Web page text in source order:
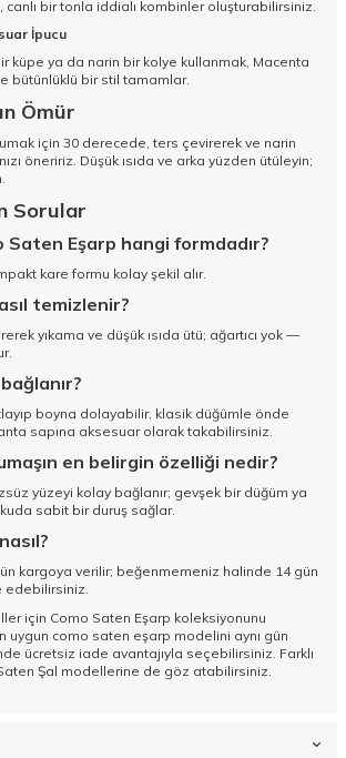
bir tonla iddialı kombinler oluşturabilirsiniz.
İpucu
küpe ya da narin bir kolye kullanmak, Macenta
bütünlüklü bir stil tamamlar.
Ömür
için 30 derecede, ters çevirerek ve narin
öneririz. Düşük ısıda ve arka yüzden ütüleyin;
Sorular
Saten Eşarp hangi formdadır?
kare formu kolay şekil alır.
temizlenir?
yıkama ve düşük ısıda ütü; ağartıcı yok —
boyna dolayabilir, klasik düğümle önde
sapına aksesuar olarak takabilirsiniz.
en belirgin özelliği nedir?
yüzeyi kolay bağlanır; gevşek bir düğüm ya
sabit bir duruş sağlar.
kargoya verilir; beğenmemeniz halinde 14 gün
edebilirsiniz.
için Como Saten Eşarp koleksiyonunu
uygun como saten eşarp modelini aynı gün
ücretsiz iade avantajıyla seçebilirsiniz. Farklı
Şal modellerine de göz atabilirsiniz.